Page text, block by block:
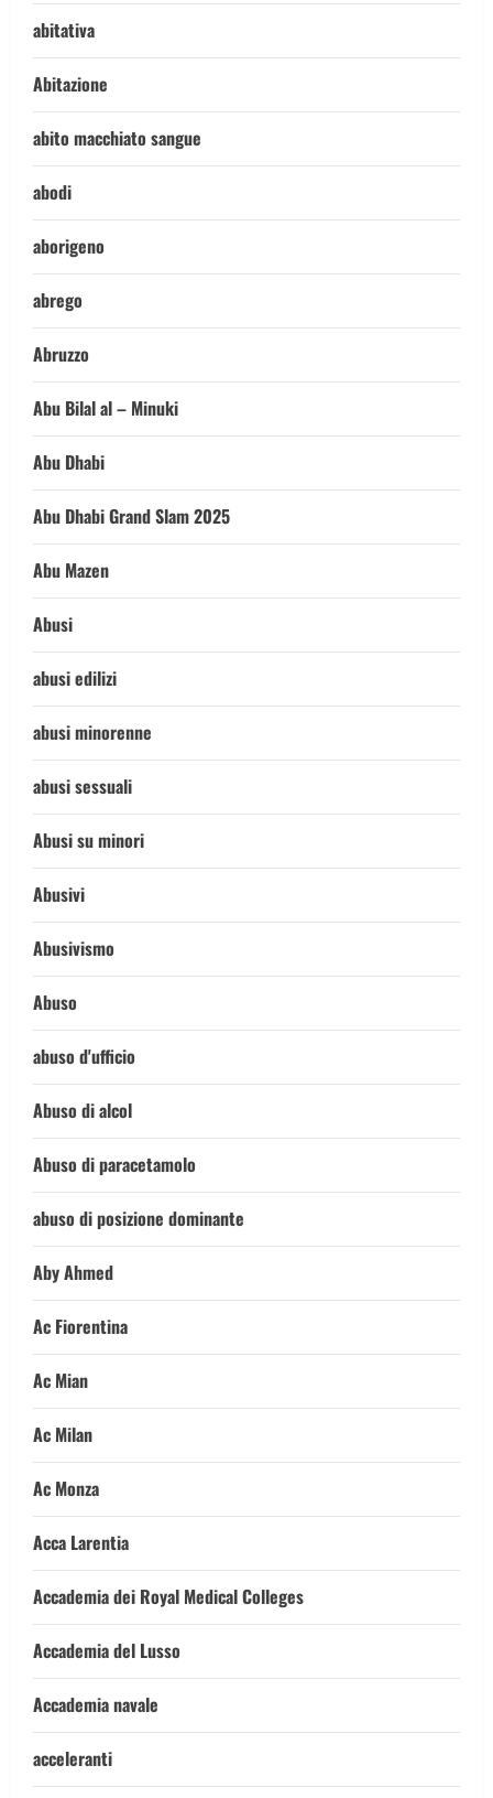
abitativa
Abitazione
abito macchiato sangue
abodi
aborigeno
abrego
Abruzzo
Abu Bilal al – Minuki
Abu Dhabi
Abu Dhabi Grand Slam 2025
Abu Mazen
Abusi
abusi edilizi
abusi minorenne
abusi sessuali
Abusi su minori
Abusivi
Abusivismo
Abuso
abuso d'ufficio
Abuso di alcol
Abuso di paracetamolo
abuso di posizione dominante
Aby Ahmed
Ac Fiorentina
Ac Mian
Ac Milan
Ac Monza
Acca Larentia
Accademia dei Royal Medical Colleges
Accademia del Lusso
Accademia navale
acceleranti